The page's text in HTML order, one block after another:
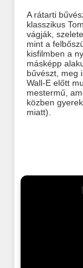
A rátarti
klasszikus
vágják,
mint a
kisfilmben a
másképp
bűvészt, meg
Wall-E előtt
mestermű,
közben
miatt).